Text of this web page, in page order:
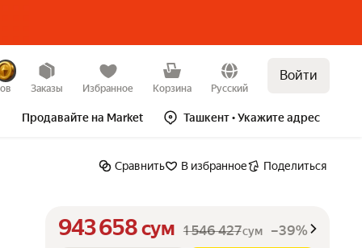
Заказы Избранное Корзина Русский
Войти
Продавайте на Market Ташкент• Укажите адрес
Сравнить В избранное Поделиться
943 658сум 1 546 427сум –39%
Купить сейчас В корзину